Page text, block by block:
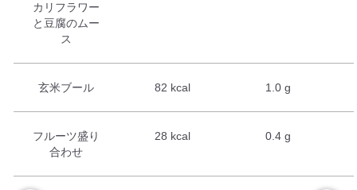
カリフラワー
と豆腐のムー
ス
玄米ブール 82 kcal 1.0 g
フルーツ盛り
合わせ
28 kcal 0.4 g